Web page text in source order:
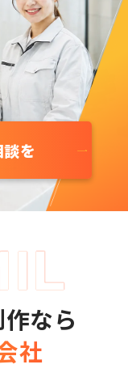
を
なら
社